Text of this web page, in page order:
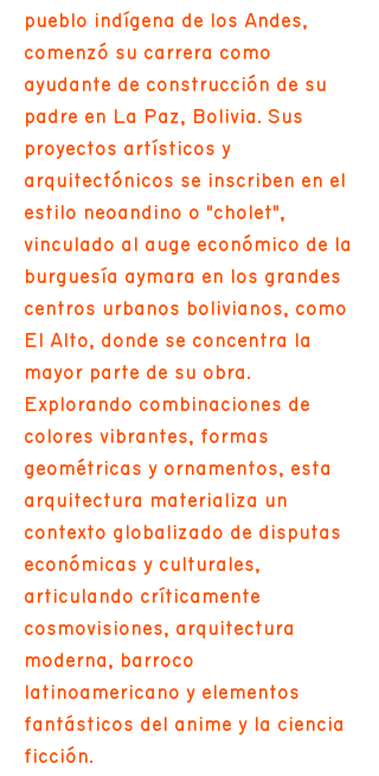
pueblo indígena de los Andes,
comenzó su carrera como
ayudante de construcción de su
padre en La Paz, Bolivia. Sus
proyectos artísticos y
arquitectónicos se inscriben en el
estilo neoandino o "cholet",
vinculado al auge económico de la
burguesía aymara en los grandes
centros urbanos bolivianos, como
El Alto, donde se concentra la
mayor parte de su obra.
Explorando combinaciones de
colores vibrantes, formas
geométricas y ornamentos, esta
arquitectura materializa un
contexto globalizado de disputas
económicas y culturales,
articulando críticamente
cosmovisiones, arquitectura
moderna, barroco
latinoamericano y elementos
fantásticos del anime y la ciencia
ficción.